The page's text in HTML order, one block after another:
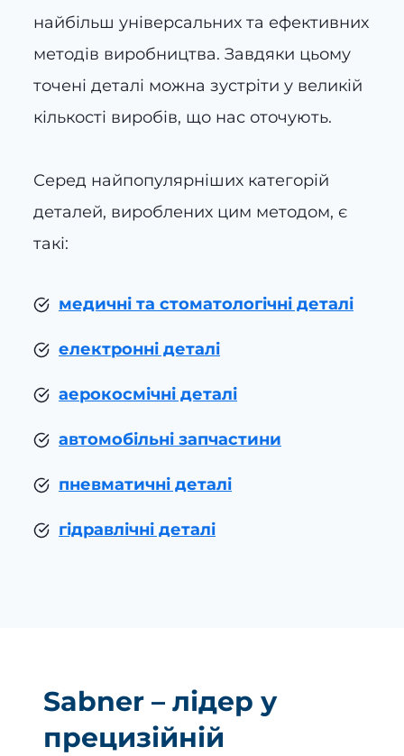
найбільш універсальних та ефективних
методів виробництва. Завдяки цьому
точені деталі можна зустріти у великій
кількості виробів, що нас оточують.
Серед найпопулярніших категорій
деталей, вироблених цим методом, є
такі:
медичні та стоматологічні деталі
електронні деталі
аерокосмічні деталі
автомобільні запчастини
пневматичні деталі
гідравлічні деталі
Sabner – лідер у
прецизійній